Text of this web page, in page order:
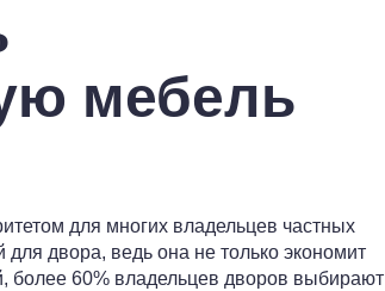
мебель
для многих владельцев частных
двора, ведь она не только экономит
более 60% владельцев дворов выбирают